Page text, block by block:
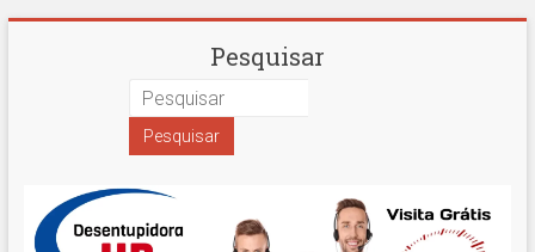
Desentupidora
Paulo
Hidro
Pesquisar